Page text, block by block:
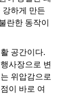
강하게 만든
란한 동작이
공간이다.
사장으로 변
위압감으로
이 바로 여